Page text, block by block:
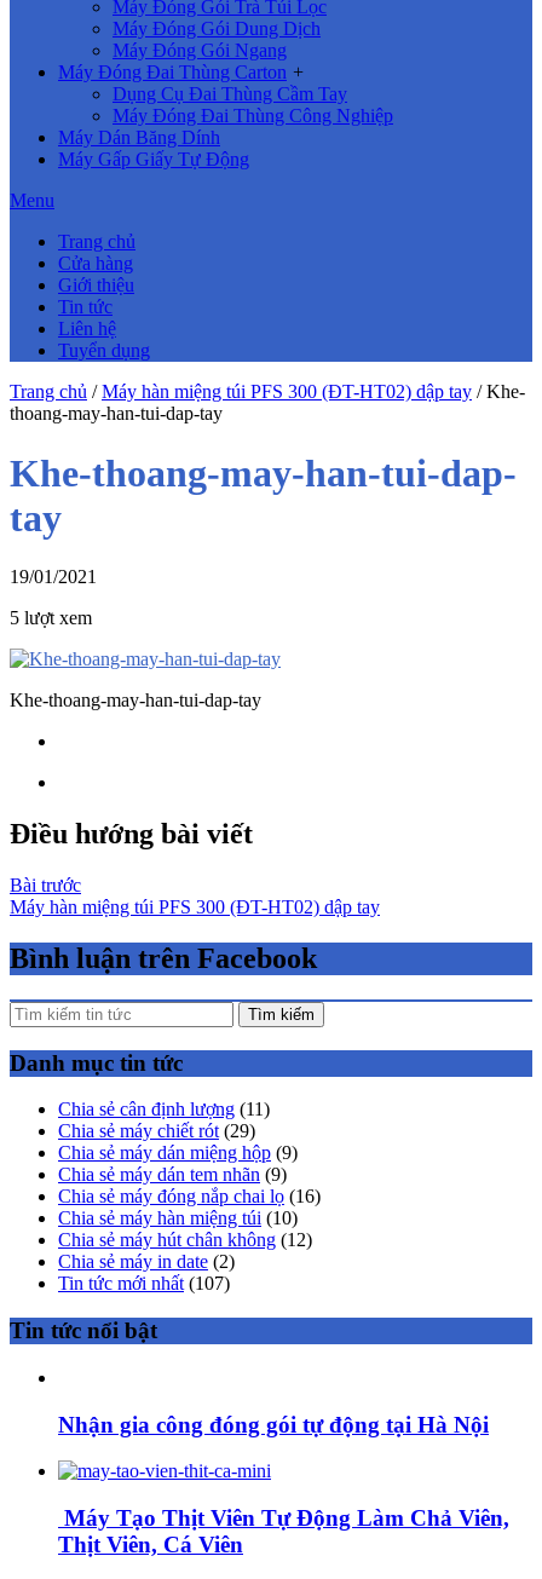
Máy Đóng Gói Trà Túi Lọc
Máy Đóng Gói Dung Dịch
Máy Đóng Gói Ngang
Máy Đóng Đai Thùng Carton +
Dụng Cụ Đai Thùng Cầm Tay
Máy Đóng Đai Thùng Công Nghiệp
Máy Dán Băng Dính
Máy Gấp Giấy Tự Động
Menu
Trang chủ
Cửa hàng
Giới thiệu
Tin tức
Liên hệ
Tuyển dụng
Trang chủ /Máy hàn miệng túi PFS 300 (ĐT-HT02) dập tay /Khe-
thoang-may-han-tui-dap-tay
Khe-thoang-may-han-tui-dap-
tay
19/01/2021
5 lượt xem
Khe-thoang-may-han-tui-dap-tay
Điều hướng bài viết
Bài trước
Máy hàn miệng túi PFS 300 (ĐT-HT02) dập tay
Bình luận trên Facebook
Tìm kiếm
Danh mục tin tức
Chia sẻ cân định lượng (11)
Chia sẻ máy chiết rót (29)
Chia sẻ máy dán miệng hộp (9)
Chia sẻ máy dán tem nhãn (9)
Chia sẻ máy đóng nắp chai lọ (16)
Chia sẻ máy hàn miệng túi (10)
Chia sẻ máy hút chân không (12)
Chia sẻ máy in date (2)
Tin tức mới nhất (107)
Tin tức nổi bật
Nhận gia công đóng gói tự động tại Hà Nội
Máy Tạo Thịt Viên Tự Động Làm Chả Viên,
Thịt Viên, Cá Viên